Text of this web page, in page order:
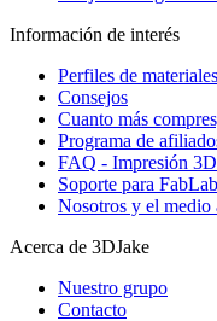
Información de interés
Perfiles de
Consejos
Cuanto más
Programa de
FAQ - Impresión 3D
Soporte para
Nosotros y el medio
Acerca de 3DJake
Nuestro grupo
Contacto